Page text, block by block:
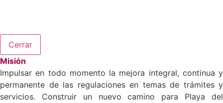
Cerrar
Misión
Impulsar en todo momento la mejora integral, continua y
permanente de las regulaciones en temas de trámites y
servicios. Construir un nuevo camino para Playa del